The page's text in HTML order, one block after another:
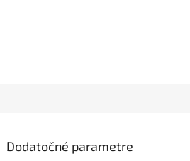
Dodatočné parametre